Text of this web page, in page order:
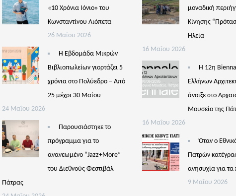
«10 Χρόνια Ιόνιο» του
Κωνσταντίνου Λιόπετα
26 Μαΐου 2026
Η Εβδομάδα Μικρών
Βιβλιοπωλείων γιορτάζει 5
χρόνια στο Πολύεδρο – Από
25 μέχρι 30 Μαΐου
24 Μαΐου 2026
Παρουσιάστηκε το
πρόγραμμα για το
ανανεωμένο “Jazz+More”
του Διεθνούς Φεστιβάλ
Πάτρας
μοναδική
Κίνησης
Ηλεία
16 Μαΐου 2026
Η 12η
Ελλήνων
άνοιξε στο
Μουσείο της
16 Μαΐου 2026
Όταν ο
Πατρών
ανησυχία για τα
9 Μαΐου 2026